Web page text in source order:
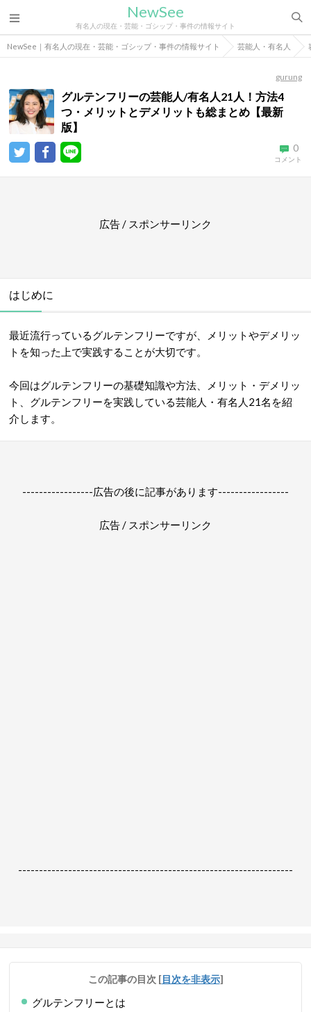
NewSee
有名人の現在・芸能・ゴシップ・事件の情報サイト
NewSee｜有名人の現在・芸能・ゴシップ・事件の情報サイト 芸能人・有名人
gurung
グルテンフリーの芸能人/有名人21人！方法4
つ・メリットとデメリットも総まとめ【最新
版】
0
コメント
広告 / スポンサーリンク
はじめに
最近流行っているグルテンフリーですが、メリットやデメリッ
トを知った上で実践することが大切です。
今回はグルテンフリーの基礎知識や方法、メリット・デメリッ
ト、グルテンフリーを実践している芸能人・有名人21名を紹
介します。
-----------------広告の後に記事があります-----------------
広告 / スポンサーリンク
------------------------------------------------------------------
この記事の目次 [目次を非表示]
グルテンフリーとは